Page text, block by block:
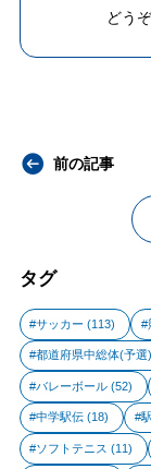
どう
前の記事
タグ
サッカー (113)
都道府県中総体(予選)
バレーボール (52)
中学駅伝 (18)
ソフトテニス (11)